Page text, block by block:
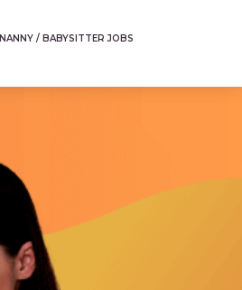
NANNY / BABYSITTER JOBS